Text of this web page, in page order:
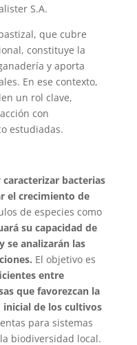
S.A.
que cubre
constituye la
y aporta
En ese contexto,
un rol clave,
con
estudiadas.
bacterias
el crecimiento de
de especies como
su capacidad de
se analizarán las
El objetivo es
entre
que favorezcan la
de los cultivos
para sistemas
biodiversidad local.